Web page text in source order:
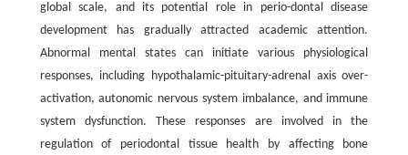
global scale, and its potential role in perio-dontal disease
development has gradually attracted academic attention.
Abnormal mental states can initiate various physiological
responses, including hypothalamic-pituitary-adrenal axis over-
activation, autonomic nervous system imbalance, and immune
system dysfunction. These responses are involved in the
regulation of periodontal tissue health by affecting bone